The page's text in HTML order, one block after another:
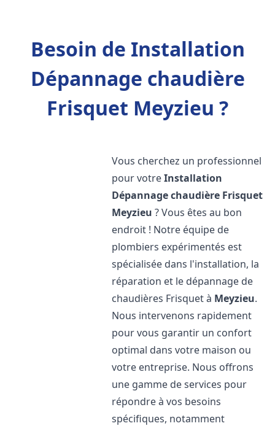
Besoin de Installation
Dépannage chaudière
Frisquet Meyzieu ?
Vous cherchez un professionnel
pour votreInstallation
Dépannage chaudière Frisquet
Meyzieu ? Vous êtes au bon
endroit ! Notre équipe de
plombiers expérimentés est
spécialisée dans l'installation, la
réparation et le dépannage de
chaudières Frisquet à Meyzieu.
Nous intervenons rapidement
pour vous garantir un confort
optimal dans votre maison ou
votre entreprise. Nous offrons
une gamme de services pour
répondre à vos besoins
spécifiques, notamment